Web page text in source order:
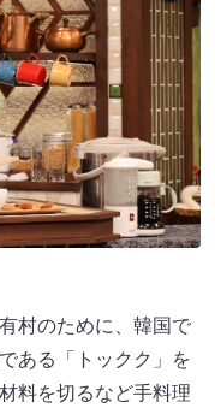
村のために、韓国で
ある「トックク」を
料を切るなど手料理